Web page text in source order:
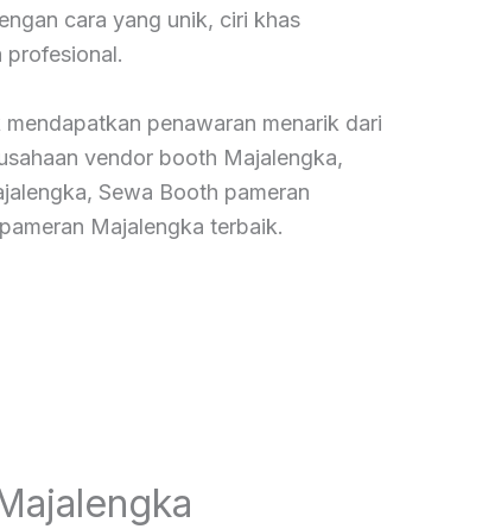
cara yang unik, ciri khas
profesional.
penawaran menarik dari
vendor booth Majalengka,
Sewa Booth pameran
Majalengka terbaik.